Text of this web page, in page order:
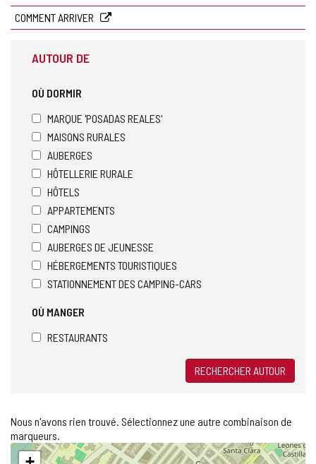
COMMENT ARRIVER
AUTOUR DE
OÙ DORMIR
MARQUE 'POSADAS REALES'
MAISONS RURALES
AUBERGES
HÔTELLERIE RURALE
HÔTELS
APPARTEMENTS
CAMPINGS
AUBERGES DE JEUNESSE
HÉBERGEMENTS TOURISTIQUES
STATIONNEMENT DES CAMPING-CARS
OÙ MANGER
RESTAURANTS
RECHERCHER AUTOUR
Nous n'avons rien trouvé. Sélectionnez une autre combinaison de
marqueurs.
Sauter